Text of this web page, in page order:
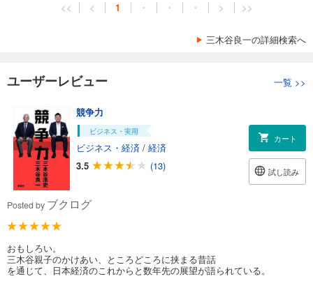
<< < 1 ・ ・ ・ > >>
三木谷良一の詳細検索へ
ユーザーレビュー 一覧 >>
競争力
ビジネス・実用
ビジネス・経済 / 経済
3.5
(13)
カート
試し読み
Posted by ブクログ
おもしろい。
三木谷親子のかけあい、ところどころに挟まる昔話
を通じて、日本経済のこれからと数年先の展望が語られている。